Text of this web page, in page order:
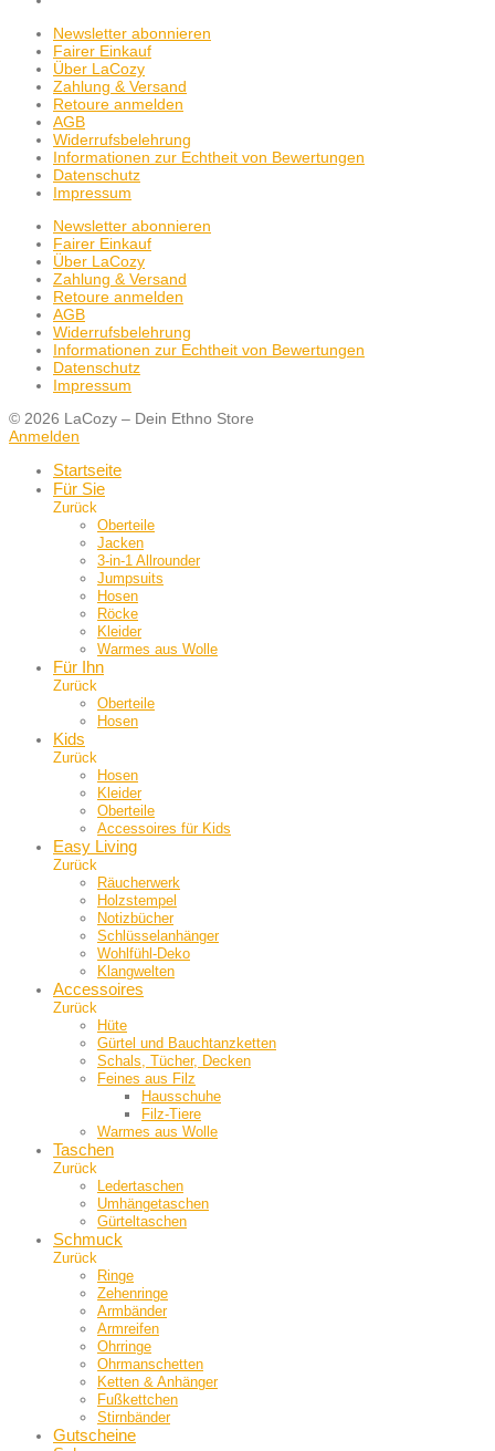
Newsletter abonnieren
Fairer Einkauf
Über LaCozy
Zahlung & Versand
Retoure anmelden
AGB
Widerrufsbelehrung
Informationen zur Echtheit von Bewertungen
Datenschutz
Impressum
Newsletter abonnieren
Fairer Einkauf
Über LaCozy
Zahlung & Versand
Retoure anmelden
AGB
Widerrufsbelehrung
Informationen zur Echtheit von Bewertungen
Datenschutz
Impressum
© 2026 LaCozy – Dein Ethno Store
Anmelden
Startseite
Für Sie
Zurück
Oberteile
Jacken
3-in-1 Allrounder
Jumpsuits
Hosen
Röcke
Kleider
Warmes aus Wolle
Für Ihn
Zurück
Oberteile
Hosen
Kids
Zurück
Hosen
Kleider
Oberteile
Accessoires für Kids
Easy Living
Zurück
Räucherwerk
Holzstempel
Notizbücher
Schlüsselanhänger
Wohlfühl-Deko
Klangwelten
Accessoires
Zurück
Hüte
Gürtel und Bauch­tanzketten
Schals, Tücher, Decken
Feines aus Filz
Hausschuhe
Filz-Tiere
Warmes aus Wolle
Taschen
Zurück
Ledertaschen
Umhängetaschen
Gürteltaschen
Schmuck
Zurück
Ringe
Zehenringe
Armbänder
Armreifen
Ohrringe
Ohrmanschetten
Ketten & Anhänger
Fußkettchen
Stirnbänder
Gutscheine